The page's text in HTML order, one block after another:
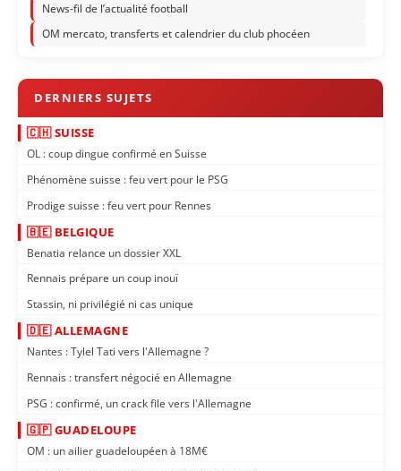
News-fil de l’actualité football
OM mercato, transferts et calendrier du club phocéen
🇨🇭 SUISSE
OL : coup dingue confirmé en Suisse
Phénomène suisse : feu vert pour le PSG
Prodige suisse : feu vert pour Rennes
🇧🇪 BELGIQUE
Benatia relance un dossier XXL
Rennais prépare un coup inouï
Stassin, ni privilégié ni cas unique
🇩🇪 ALLEMAGNE
Nantes : Tylel Tati vers l'Allemagne ?
Rennais : transfert négocié en Allemagne
PSG : confirmé, un crack file vers l'Allemagne
🇬🇵 GUADELOUPE
OM : un ailier guadeloupéen à 18M€